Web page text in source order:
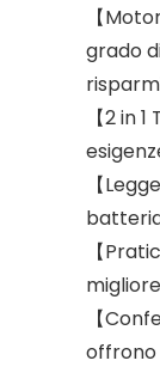
【
grado
【2 in
【
【
【
offrono